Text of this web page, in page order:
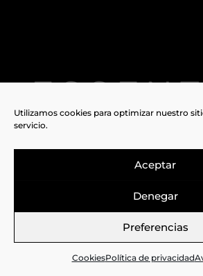
Utilizamos cookies para optimizar nuestro
servicio.
Aceptar
Denegar
Preferencias
CookiesPolítica de privacidad
Tus esenciales de
-40%de
DESCUBRE LA